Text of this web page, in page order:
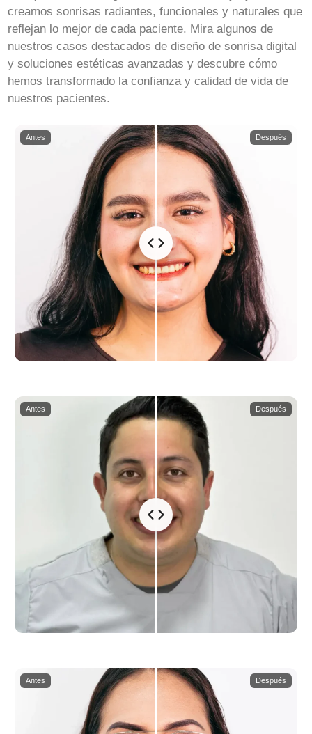
creamos sonrisas radiantes, funcionales y naturales que
reflejan lo mejor de cada paciente. Mira algunos de
nuestros casos destacados de diseño de sonrisa digital
y soluciones estéticas avanzadas y descubre cómo
hemos transformado la confianza y calidad de vida de
nuestros pacientes.
Antes Después
Antes Después
Antes Después